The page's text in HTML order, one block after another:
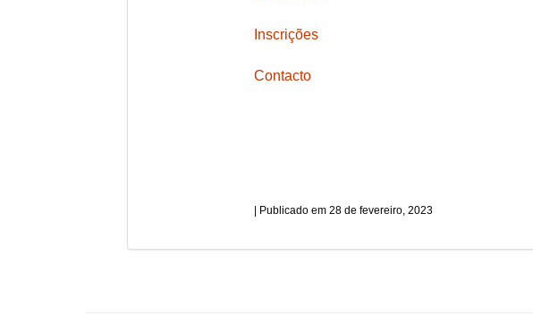
Inscrições
Contacto
28 de fevereiro, 2023